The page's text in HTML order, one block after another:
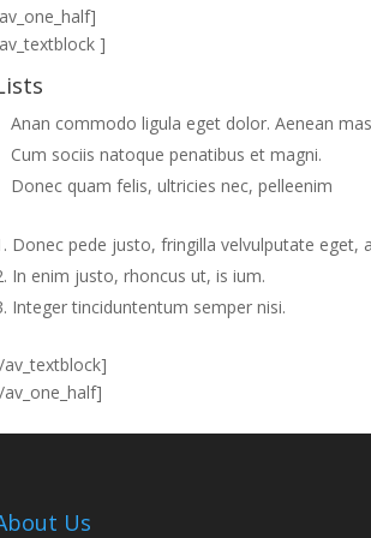
]
Anan commodo ligula eget dolor. Aenean
Cum sociis natoque penatibus et magni.
Donec quam felis, ultricies nec, pelleenim
Donec pede justo, fringilla velvulputate eget,
In enim justo, rhoncus ut, is ium.
Integer tinciduntentum semper nisi.
av_textblock]
av_one_half]
Us